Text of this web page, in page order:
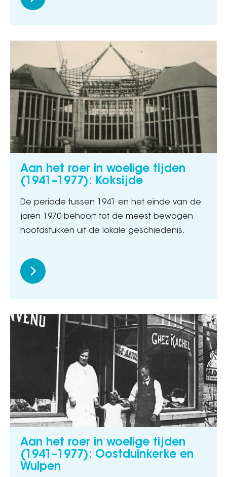
Aan het roer in woelige tijden
(1941–1977): Koksijde
De periode tussen 1941 en het einde van de
jaren 1970 behoort tot de meest bewogen
hoofdstukken uit de lokale geschiedenis.
Aan het roer in woelige tijden
(1941–1977): Oostduinkerke en
Wulpen